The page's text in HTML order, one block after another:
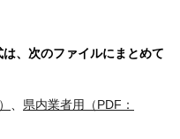
、次のファイルにまとめて
県内業者用（PDF：